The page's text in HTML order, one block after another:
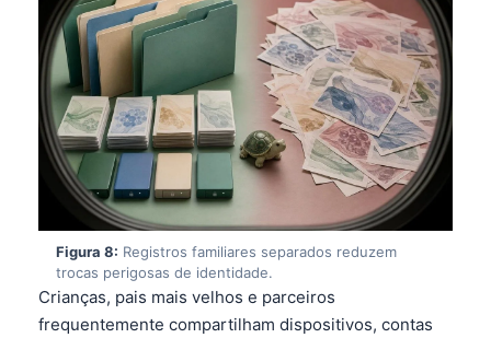
Figura 8: Registros familiares separados reduzem
trocas perigosas de identidade.
Crianças, pais mais velhos e parceiros
frequentemente compartilham dispositivos, contas
Français
עִבְרִית
Italiano
Español
Ελληνικά
Türkçe
Română
简体中文
فارسی